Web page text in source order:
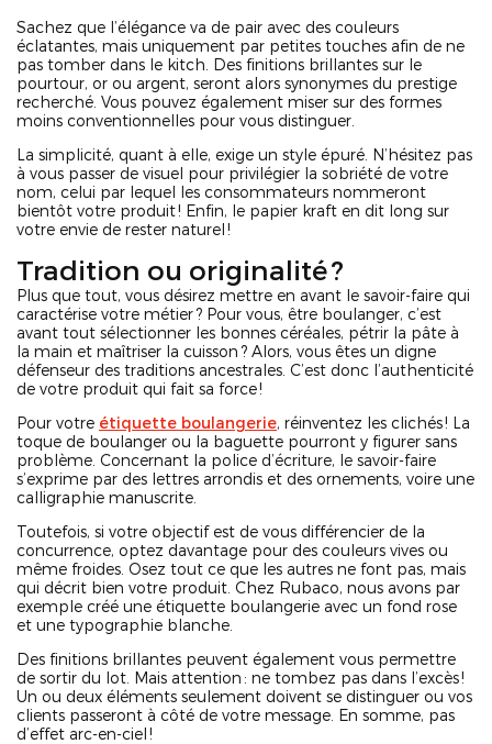
Sachez que l’élégance va de pair avec des couleurs
éclatantes, mais uniquement par petites touches afin de ne
pas tomber dans le kitch. Des finitions brillantes sur le
pourtour, or ou argent, seront alors synonymes du prestige
recherché. Vous pouvez également miser sur des formes
moins conventionnelles pour vous distinguer.
La simplicité, quant à elle, exige un style épuré. N’hésitez pas
à vous passer de visuel pour privilégier la sobriété de votre
nom, celui par lequel les consommateurs nommeront
bientôt votre produit ! Enfin, le papier kraft en dit long sur
votre envie de rester naturel !
Tradition ou originalité ?
Plus que tout, vous désirez mettre en avant le savoir-faire qui
caractérise votre métier ? Pour vous, être boulanger, c’est
avant tout sélectionner les bonnes céréales, pétrir la pâte à
la main et maîtriser la cuisson ? Alors, vous êtes un digne
défenseur des traditions ancestrales. C’est donc l’authenticité
de votre produit qui fait sa force !
Pour votre étiquette boulangerie, réinventez les clichés ! La
toque de boulanger ou la baguette pourront y figurer sans
problème. Concernant la police d’écriture, le savoir-faire
s’exprime par des lettres arrondis et des ornements, voire une
calligraphie manuscrite.
Toutefois, si votre objectif est de vous différencier de la
concurrence, optez davantage pour des couleurs vives ou
même froides. Osez tout ce que les autres ne font pas, mais
qui décrit bien votre produit. Chez Rubaco, nous avons par
exemple créé une étiquette boulangerie avec un fond rose
et une typographie blanche.
Des finitions brillantes peuvent également vous permettre
de sortir du lot. Mais attention : ne tombez pas dans l’excès !
Un ou deux éléments seulement doivent se distinguer ou vos
clients passeront à côté de votre message. En somme, pas
d’effet arc-en-ciel !